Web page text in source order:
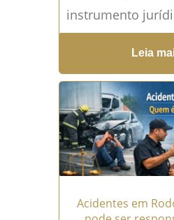
instrumento
para proteger
posse de um
ou móvel —
Leia mais →
Leia
Acidentes em